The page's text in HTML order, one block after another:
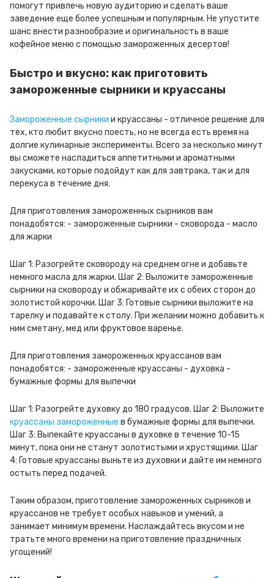
помогут привлечь новую аудиторию и сделать ваше
заведение еще более успешным и популярным. Не упустите
шанс внести разнообразие и оригинальность в ваше
кофейное меню с помощью замороженных десертов!
Быстро и вкусно: как приготовить
замороженные сырники и круассаны
Замороженные сырники и круассаны - отличное решение для
тех, кто любит вкусно поесть, но не всегда есть время на
долгие кулинарные эксперименты. Всего за несколько минут
вы сможете насладиться аппетитными и ароматными
закусками, которые подойдут как для завтрака, так и для
перекуса в течение дня.
Для приготовления замороженных сырников вам
понадобятся: - замороженные сырники - сковорода - масло
для жарки
Шаг 1: Разогрейте сковороду на среднем огне и добавьте
немного масла для жарки. Шаг 2: Выложите замороженные
сырники на сковороду и обжаривайте их с обеих сторон до
золотистой корочки. Шаг 3: Готовые сырники выложите на
тарелку и подавайте к столу. При желании можно добавить к
ним сметану, мед или фруктовое варенье.
Для приготовления замороженных круассанов вам
понадобятся: - замороженные круассаны - духовка -
бумажные формы для выпечки
Шаг 1: Разогрейте духовку до 180 градусов. Шаг 2: Выложите
круассаны замороженные в бумажные формы для выпечки.
Шаг 3: Выпекайте круассаны в духовке в течение 10-15
минут, пока они не станут золотистыми и хрустящими. Шаг
4: Готовые круассаны выньте из духовки и дайте им немного
остыть перед подачей.
Таким образом, приготовление замороженных сырников и
круассанов не требует особых навыков и умений, а
занимает минимум времени. Наслаждайтесь вкусом и не
тратьте много времени на приготовление праздничных
угощений!